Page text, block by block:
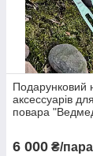
Подарунковий
аксессуарів
повара
6 000 ₴/пара